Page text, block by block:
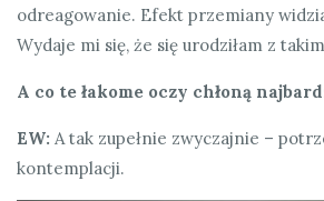
odreagowanie. Efekt przemiany
Wydaje mi się, że się urodziłam z
A co te łakome oczy chłoną
EW: A tak zupełnie zwyczajnie –
kontemplacji.